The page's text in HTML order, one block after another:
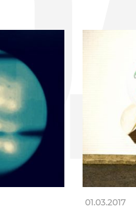
01.03.2017